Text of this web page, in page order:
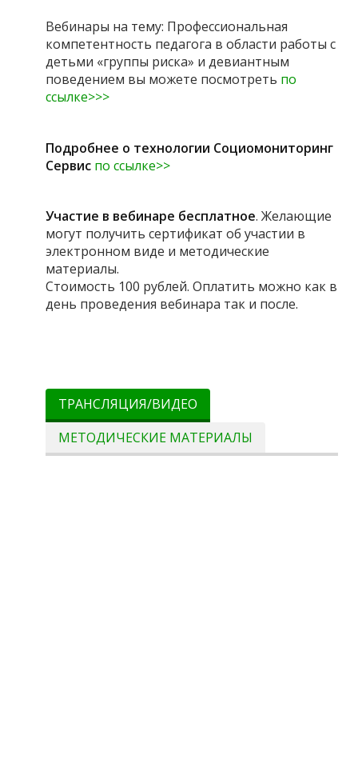
Вебинары на тему: Профессиональная
компетентность педагога в области работы с
детьми «группы риска» и девиантным
поведением вы можете посмотреть по
ссылке>>>
Подробнее о технологии Социомониторинг
Сервис по ссылке>>
Участие в вебинаре бесплатное. Желающие
могут получить сертификат об участии в
электронном виде и методические
материалы.
Стоимость 100 рублей. Оплатить можно как в
день проведения вебинара так и после.
ТРАНСЛЯЦИЯ/ВИДЕО
МЕТОДИЧЕСКИЕ МАТЕРИАЛЫ